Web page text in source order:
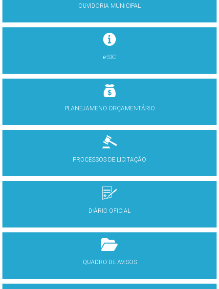
OUVIDORIA MUNICIPAL
e-SIC
PLANEJAMENO ORÇAMENTÁRIO
PROCESSOS DE LICITAÇÃO
DIÁRIO OFICIAL
QUADRO DE AVISOS